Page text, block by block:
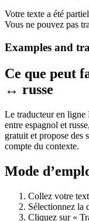
Votre texte a été
Vous ne pouvez pas
Examples and
Ce que peut
↔ russe
Le traducteur en ligne
entre espagnol et
gratuit et propose des
compte du contexte.
Mode
Collez votre
Sélectionnez la
Cliquez sur «